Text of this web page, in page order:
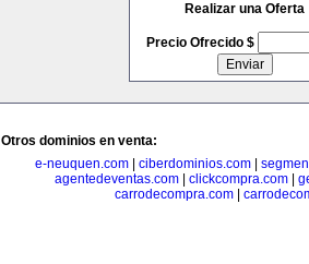
Realizar una Oferta
Precio Ofrecido $
Otros dominios en venta:
e-neuquen.com
ciberdominios.com
agentedeventas.com| clickcompra.com|
carrodecompra.com|